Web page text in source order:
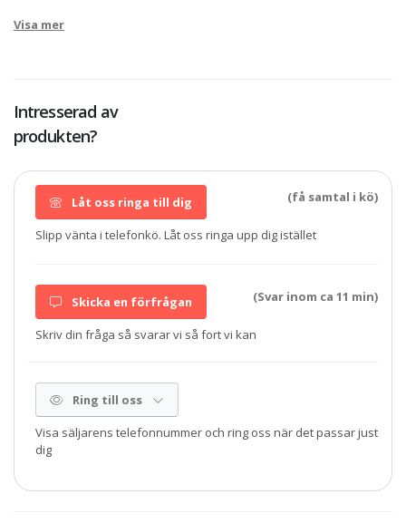
Visa mer
Intresserad av
produkten?
Låt oss ringa till dig (få samtal i kö)
Slipp vänta i telefonkö. Låt oss ringa upp dig istället
Skicka en förfrågan (Svar inom ca 11 min)
Skriv din fråga så svarar vi så fort vi kan
Ring till oss
Visa säljarens telefonnummer och ring oss när det passar just
dig